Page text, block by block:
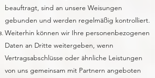
beauftragt, sind an unsere Weisungen
gebunden und werden regelmäßig kontrolliert.
Weiterhin können wir Ihre personenbezogenen
Daten an Dritte weitergeben, wenn
Vertragsabschlüsse oder ähnliche Leistungen
von uns gemeinsam mit Partnern angeboten